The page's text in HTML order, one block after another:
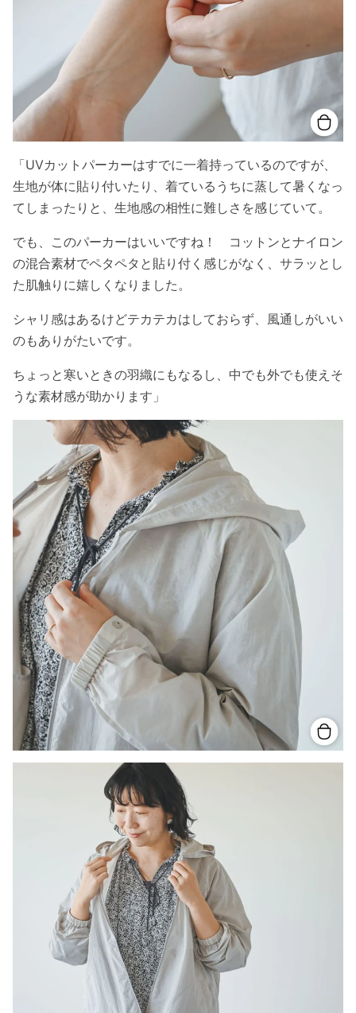
「UVカットパーカーはすでに一着持っているのですが、
生地が体に貼り付いたり、着ているうちに蒸して暑くなっ
てしまったりと、生地感の相性に難しさを感じていて。
でも、このパーカーはいいですね！ コットンとナイロン
の混合素材でペタペタと貼り付く感じがなく、サラッとし
た肌触りに嬉しくなりました。
シャリ感はあるけどテカテカはしておらず、風通しがいい
のもありがたいです。
ちょっと寒いときの羽織にもなるし、中でも外でも使えそ
うな素材感が助かります」